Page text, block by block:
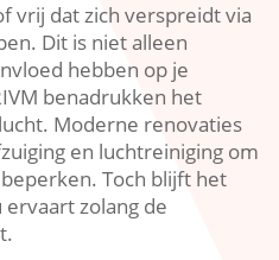
vrij dat zich verspreidt via
Dit is niet alleen
hebben op je
benadrukken het
Moderne renovaties
en luchtreiniging om
Toch blijft het
zolang de